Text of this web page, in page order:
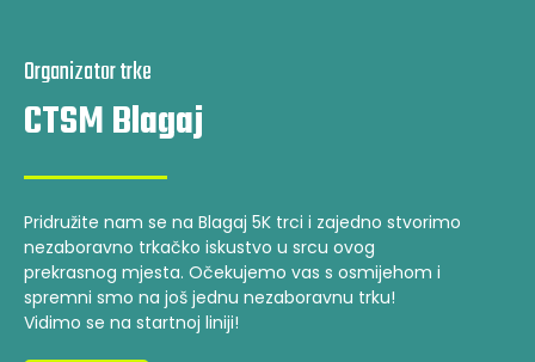
Organizator trke
CTSM Blagaj
Pridružite nam se na Blagaj 5K trci i zajedno stvorimo
nezaboravno trkačko iskustvo u srcu ovog
prekrasnog mjesta. Očekujemo vas s osmijehom i
spremni smo na još jednu nezaboravnu trku!
Vidimo se na startnoj liniji!